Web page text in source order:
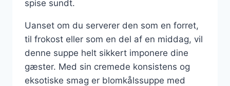
spise sundt.
Uanset om du serverer den som en forret,
til frokost eller som en del af en middag, vil
denne suppe helt sikkert imponere dine
gæster. Med sin cremede konsistens og
eksotiske smag er blomkålssuppe med